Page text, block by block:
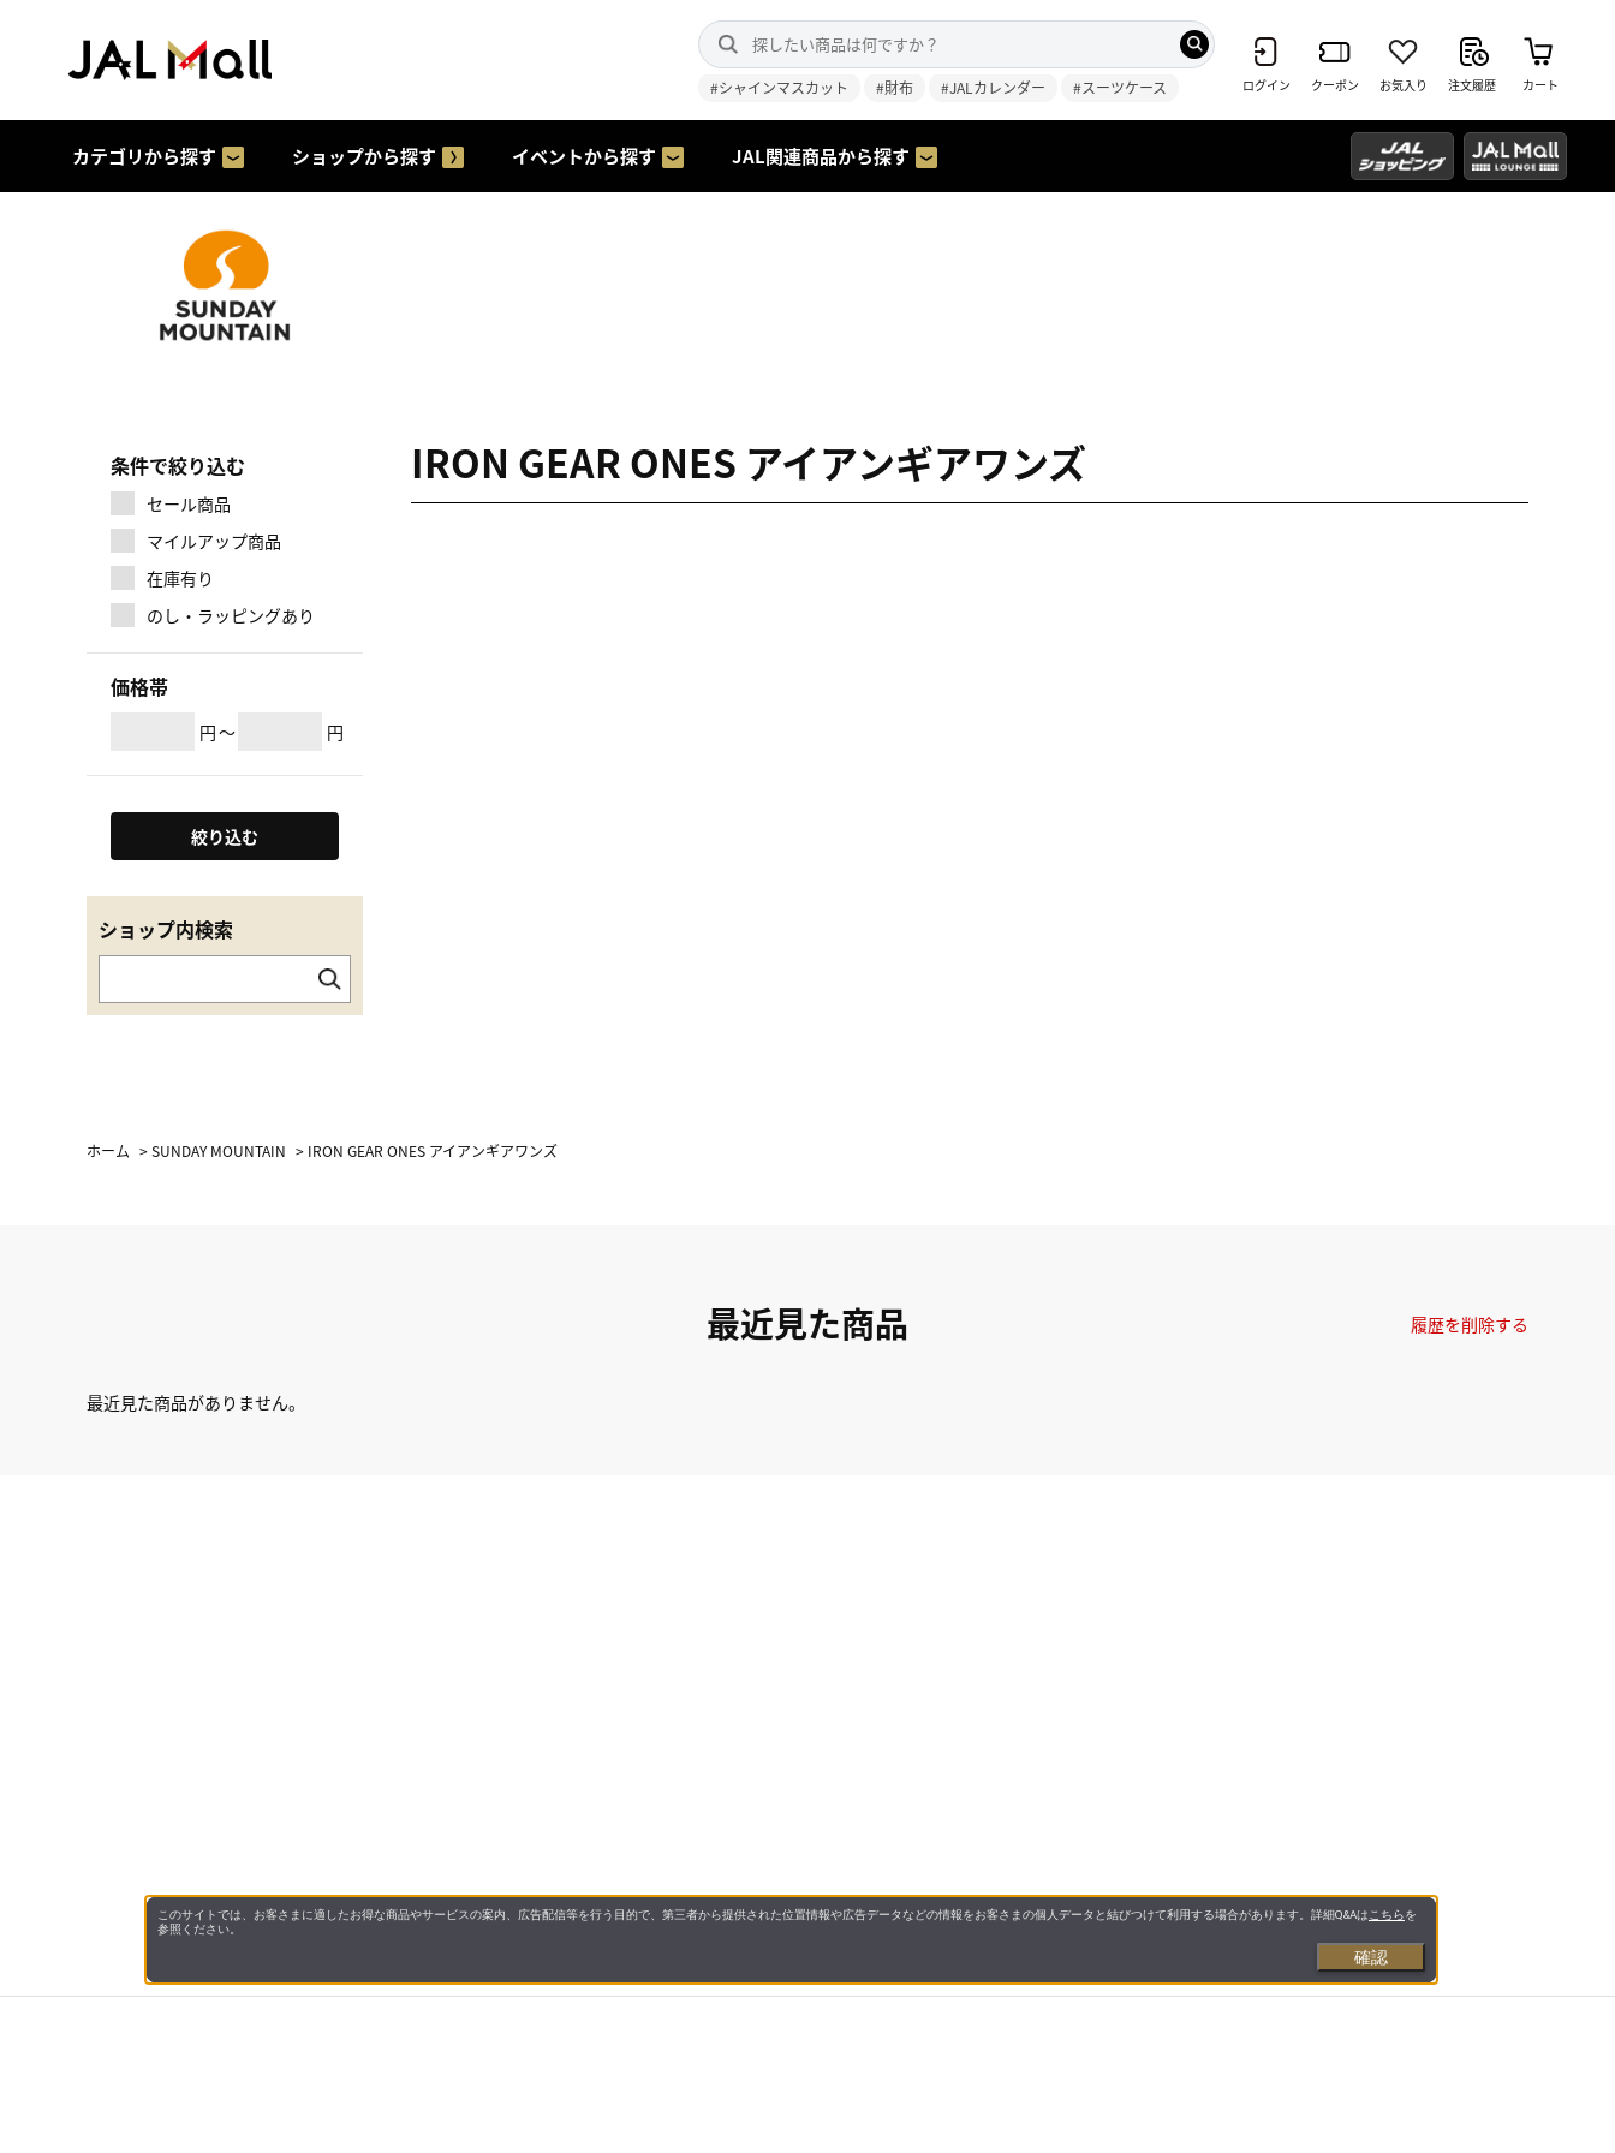
#シャインマスカット #財布 #JALカレンダー #スーツケース ログイン クーポン お気入り 注文履歴 カート
カテゴリから探す ショップから探す イベントから探す JAL関連商品から探す
マイルアップ商品
条件で絞り込む
セール商品
在庫有り
のし・ラッピングあり
価格帯
円～ 円
絞り込む
ショップ内検索
IRON GEAR ONES アイアンギアワンズ
ホーム >SUNDAY MOUNTAIN > IRON GEAR ONES アイアンギアワンズ
最近見た商品
最近見た商品がありません。
履歴を削除する
このサイトでは、お客さまに適したお得な商品やサービスの案内、広告配信等を行う目的で、第三者から提供された位置情報や広告データなどの情報をお客さまの個人データと結びつけて利用する場合があります。詳細Q&Aは こちらを
参照ください。
確認